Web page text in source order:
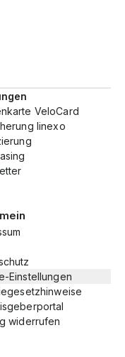
VeloCard
linexo
Einstellungen
widerrufen